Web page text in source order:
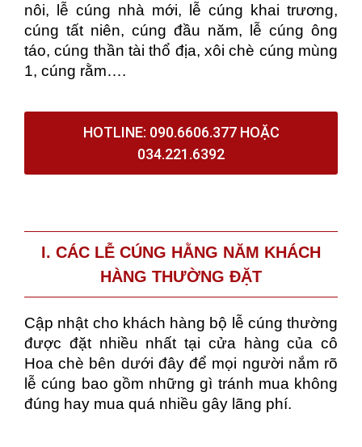
nôi, lễ cúng nhà mới, lễ cúng khai trương,
cúng tất niên, cúng đầu năm, lễ cúng ông
táo, cúng thần tài thổ địa, xôi chè cúng mùng
1, cúng rằm….
HOTLINE: 090.6606.377 HOẶC
034.221.6392
I. CÁC LỄ CÚNG HẰNG NĂM KHÁCH
HÀNG THƯỜNG ĐẶT
Cập nhật cho khách hàng bộ lễ cúng thường
được đặt nhiều nhất tại cửa hàng của cô
Hoa chè bên dưới đây để mọi người nắm rõ
lễ cúng bao gồm những gì tránh mua không
đúng hay mua quá nhiều gây lãng phí.